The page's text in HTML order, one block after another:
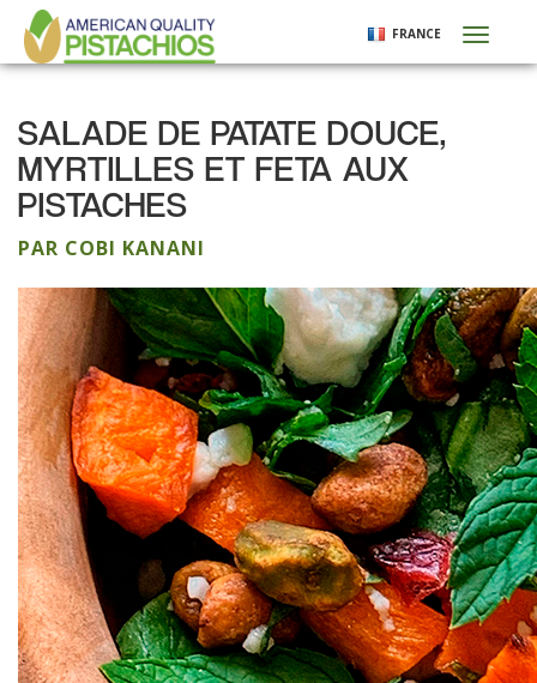
Aller
au
contenu
FRANCE
SALADE DE PATATE DOUCE,
MYRTILLES ET FETA AUX
PISTACHES
PAR COBI KANANI